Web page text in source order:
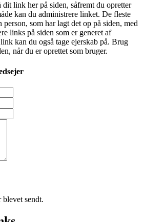
link her på siden, såfremt du opretter
kan du administrere linket. De fleste
person, som har lagt det op på siden, med
links på siden som er generet af
kan du også tage ejerskab på. Brug
når du er oprettet som bruger.
sendt.